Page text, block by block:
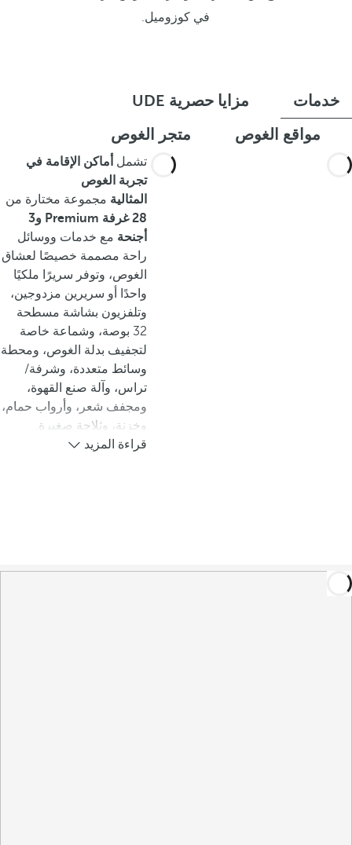
في كوزوميل.
خدمات
مزايا حصرية UDE
مواقع الغوص
متجر الغوص
تشمل أماكن الإقامة في
تجربة الغوص
المثالية مجموعة مختارة من
28 غرفة Premium و3
أجنحة مع خدمات ووسائل
راحة مصممة خصيصًا لعشاق
الغوص، وتوفر سريرًا ملكيًا
واحدًا أو سريرين مزدوجين،
وتلفزيون بشاشة مسطحة
32 بوصة، وشماعة خاصة
لتجفيف بدلة الغوص، ومحطة
وسائط متعددة، وشرفة/
تراس، وآلة صنع القهوة،
ومجفف شعر، وأرواب حمام،
وخزنة، وثلاجة صغيرة.
قراءة المزيد